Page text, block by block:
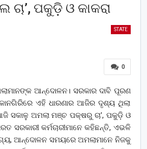
ପକୁଡ଼ି ଓ କାକରା
STATE
0
ଆନ୍ଦୋଳନ। ସରକାର ଦାବି ପୂରଣ
ଏହି ଧାରଣାର ଆଜିର ଦୃଶ୍ୟ ଥିଲା
ସକାଳୁ ଅମଲା ମଞ୍ଚ ପକ୍ଷରୁ ଚା’, ପକୁଡ଼ି ଓ
ସରକାରୀ କର୍ମଚାରୀମାନେ କହିଛନ୍ତି, ଏଭଳି
ଆନ୍ଦୋଳନ ସମୟରେ ଅମଲାମାନ‌େ ନିଜକୁ